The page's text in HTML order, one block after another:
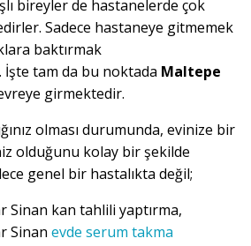
bireyler de hastanelerde çok
Sadece hastaneye gitmemek
baktırmak
tam da bu noktada Maltepe
girmektedir.
olması durumunda, evinize bir
olduğunu kolay bir şekilde
genel bir hastalıkta değil;
Sinan kan tahlili yaptırma,
Sinan evde serum takma